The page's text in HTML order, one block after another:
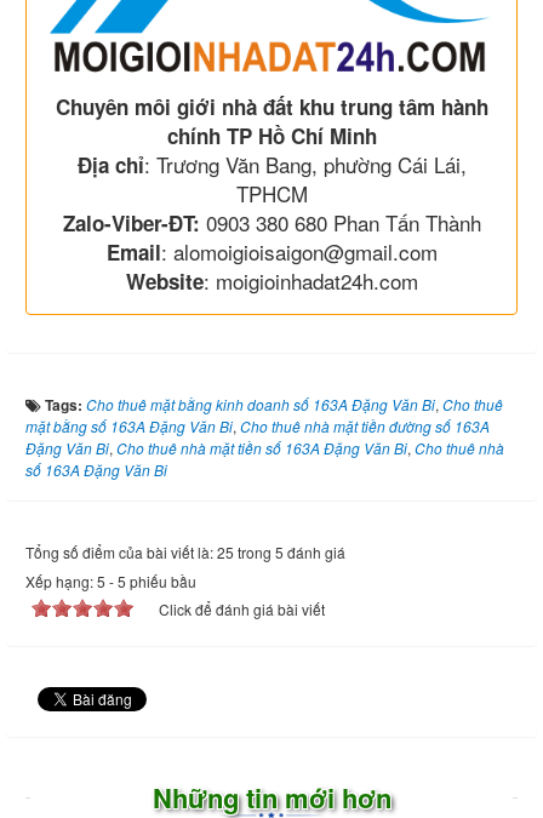
Chuyên môi giới nhà đất khu trung tâm hành
chính TP Hồ Chí Minh
Địa chỉ: Trương Văn Bang, phường Cái Lái,
TPHCM
Zalo-Viber-ĐT: 0903 380 680 Phan Tấn Thành
Email: alomoigioisaigon@gmail.com
Website: moigioinhadat24h.com
Tags: Cho thuê mặt bằng kinh doanh số 163A Đặng Văn Bi, Cho thuê
mặt bằng số 163A Đặng Văn Bi, Cho thuê nhà mặt tiền đường số 163A
Đặng Văn Bi, Cho thuê nhà mặt tiền số 163A Đặng Văn Bi, Cho thuê nhà
số 163A Đặng Văn Bi
Tổng số điểm của bài viết là: 25 trong 5 đánh giá
Xếp hạng:5 -5 phiếu bầu
Click để đánh giá bài viết
Những tin mới hơn